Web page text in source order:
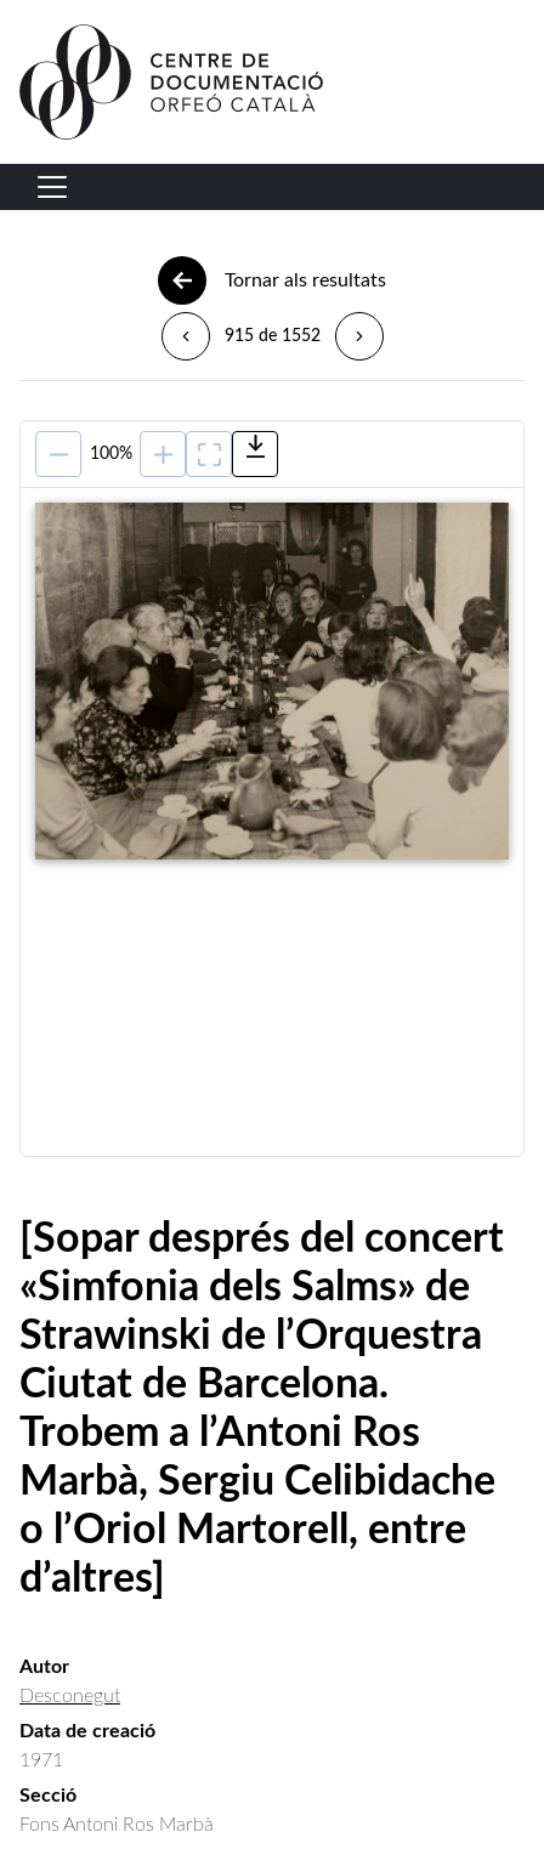
Vés al contingut
Navegació principal
Tornar als resultats
915 de 1552
100%
[Sopar després del concert
«Simfonia dels Salms» de
Strawinski de l’Orquestra
Ciutat de Barcelona.
Trobem a l’Antoni Ros
Marbà, Sergiu Celibidache
o l’Oriol Martorell, entre
d’altres]
Autor
Desconegut
Data de creació
1971
Secció
Fons Antoni Ros Marbà